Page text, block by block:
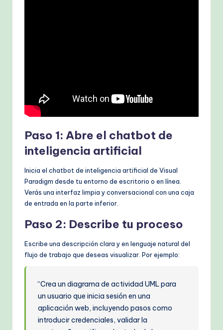
Paso 1: Abre el chatbot de
inteligencia artificial
Inicia el chatbot de inteligencia artificial de Visual
Paradigm desde tu entorno de escritorio o en línea.
Verás una interfaz limpia y conversacional con una caja
de entrada en la parte inferior.
Paso 2: Describe tu proceso
Escribe una descripción clara y en lenguaje natural del
flujo de trabajo que deseas visualizar. Por ejemplo:
“Crea un diagrama de actividad UML para
un usuario que inicia sesión en una
aplicación web, incluyendo pasos como
introducir credenciales, validar la